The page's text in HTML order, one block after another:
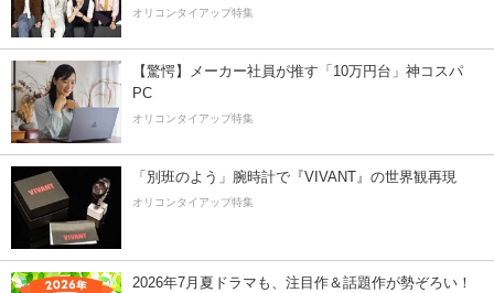
オリコンタイアップ特集
【驚愕】メーカー社員が推す「10万円台」神コスパ
PC
オリコンタイアップ特集
「別班のよう」腕時計で『VIVANT』の世界観再現
オリコンタイアップ特集
2026年7月夏ドラマも、注目作＆話題作が勢ぞろい！